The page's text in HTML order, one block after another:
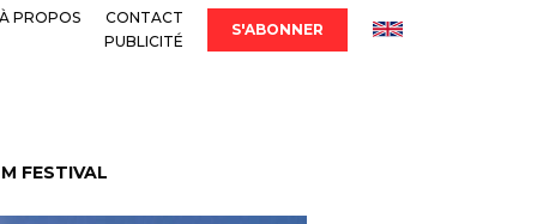
PROPOS
CONTACT
PUBLICITÉ
S'ABONNER
FESTIVAL